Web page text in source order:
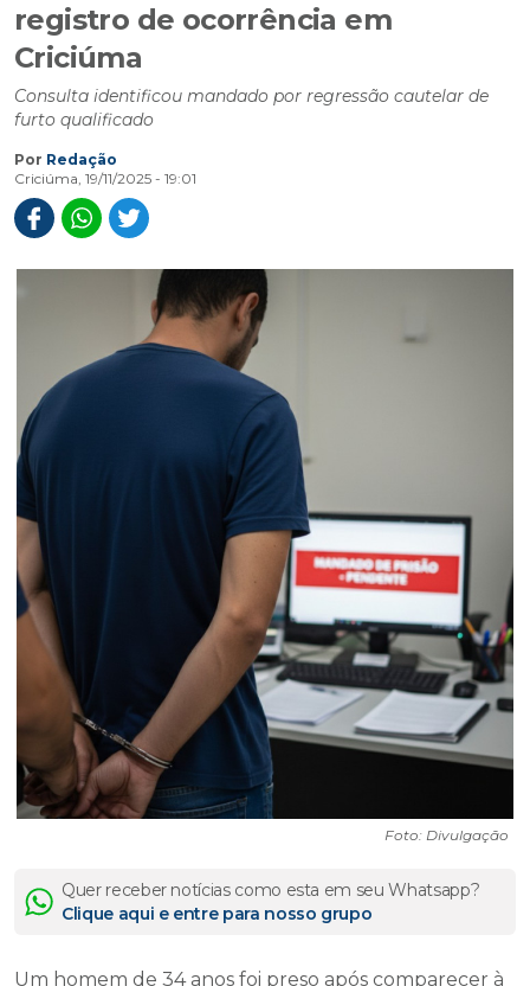
registro de ocorrência em
Criciúma
Consulta identificou mandado por regressão cautelar de
furto qualificado
Por Redação
Criciúma, 19/11/2025 - 19:01
Foto: Divulgação
Quer receber notícias como esta em seu Whatsapp?
Clique aqui e entre para nosso grupo
Um homem de 34 anos foi preso após comparecer à